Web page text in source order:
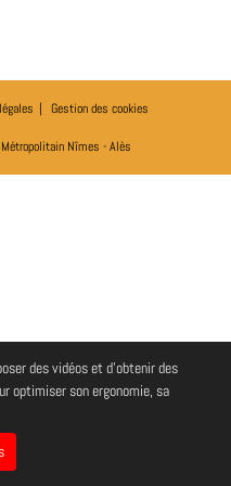
des vidéos et d'obtenir des
optimiser son ergonomie, sa
Gestion des cookies
Nîmes - Alès